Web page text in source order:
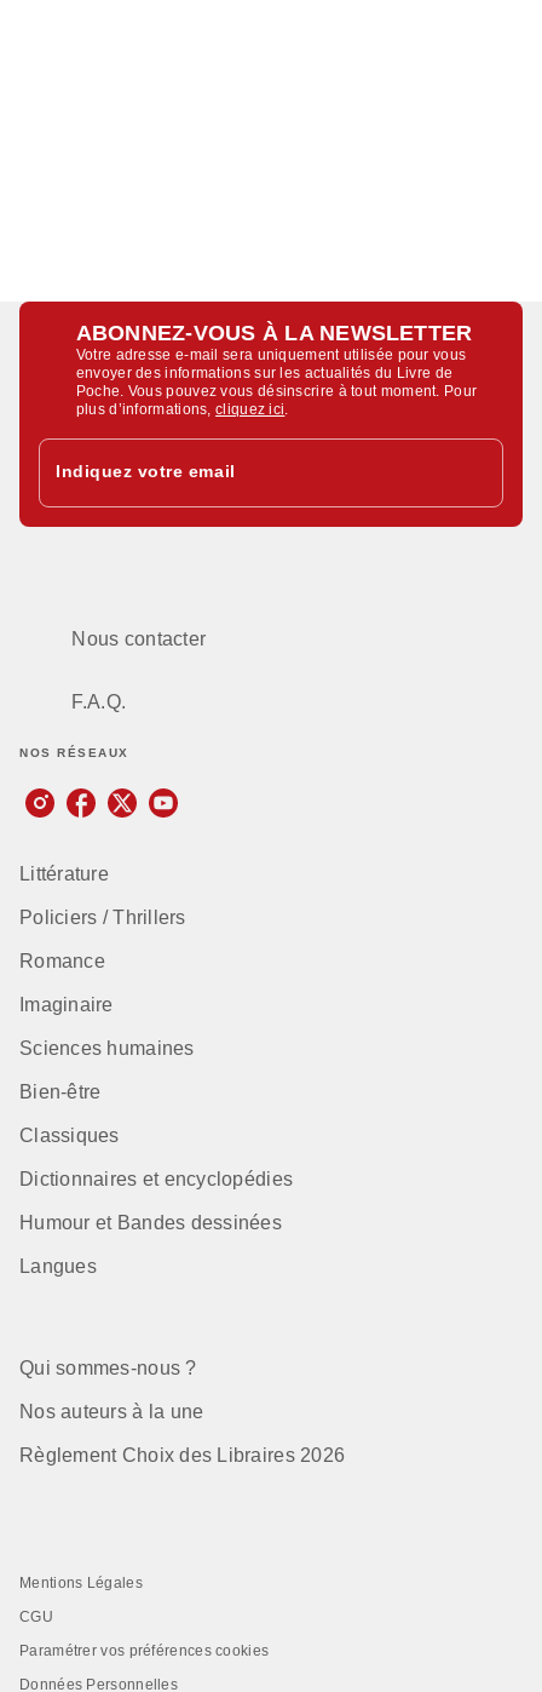
ABONNEZ-VOUS À LA NEWSLETTER
Votre adresse e-mail sera uniquement utilisée pour vous
envoyer des informations sur les actualités du Livre de
Poche. Vous pouvez vous désinscrire à tout moment. Pour
plus d’informations,cliquez ici
Indiquez votre email
Nous contacter
F.A.Q.
NOS RÉSEAUX
Littérature
Policiers / Thrillers
Romance
Imaginaire
Sciences humaines
Bien-être
Classiques
Dictionnaires et encyclopédies
Humour et Bandes dessinées
Langues
Qui sommes-nous ?
Nos auteurs à la une
Règlement Choix des Libraires 2026
Mentions Légales
CGU
Paramétrer vos préférences cookies
Données Personnelles